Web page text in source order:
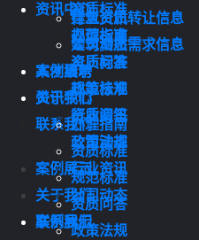
行业资讯
公司动态
案例展示
关于我们
联系我们
资质标准
规范标准
资质问答
政策法规
行业资讯
公司动态
案例展示
关于我们
联系我们
资讯中心
办理指南
资质标准
规范标准
资质问答
政策法规
行业资讯
公司动态
案例展示
建筑资质转让信息
建筑资质需求信息
人才猎聘
资讯中心
办理指南
资质标准
规范标准
资质问答
政策法规